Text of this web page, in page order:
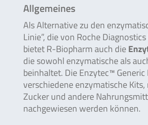
Allgemeines
Als Alternative zu den
Linie”, die von Roche
bietet R-Biopharm auch die
die sowohl enzymatische als
beinhaltet. Die Enzytec™
verschiedene enzymatische
Zucker und andere
nachgewiesen werden können.